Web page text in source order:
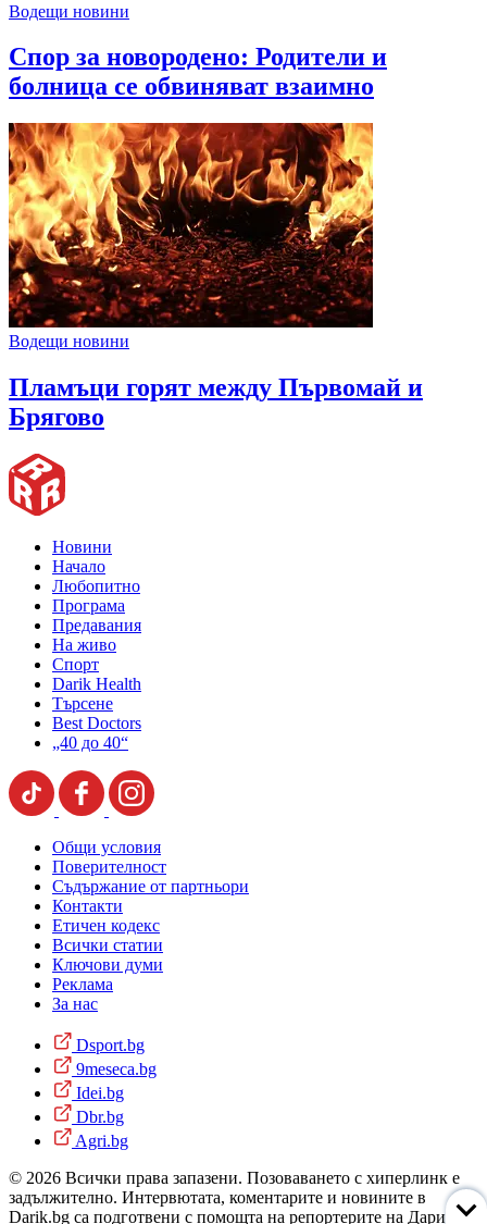
Водещи новини
Спор за новородено: Родители и
болница се обвиняват взаимно
Водещи новини
Пламъци горят между Първомай и
Брягово
Новини
Начало
Любопитно
Програма
Предавания
На живо
Спорт
Darik Health
Търсене
Best Doctors
„40 до 40“
Общи условия
Поверителност
Съдържание от партньори
Контакти
Етичен кодекс
Всички статии
Ключови думи
Реклама
За нас
Dsport.bg
9meseca.bg
Idei.bg
Dbr.bg
Agri.bg
© 2026 Всички права запазени. Позоваването с хиперлинк е
задължително. Интервютата, коментарите и новините в
Darik.bg са подготвени с помощта на репортерите на Дарик